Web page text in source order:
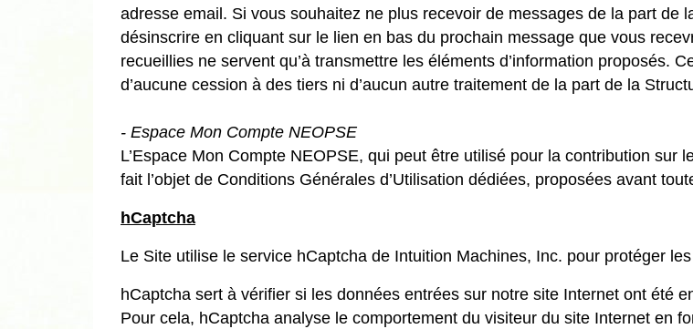
adresse email. Si vous souhaitez ne plus recevoir de messages de la part de
désinscrire en cliquant sur le lien en bas du prochain message que vous
recueillies ne servent qu’à transmettre les éléments d’information proposés.
d’aucune cession à des tiers ni d’aucun autre traitement de la part de la
- Espace Mon Compte NEOPSE
L’Espace Mon Compte NEOPSE, qui peut être utilisé pour la contribution
fait l’objet de Conditions Générales d’Utilisation dédiées, proposées avant
hCaptcha
Le Site utilise le service hCaptcha de Intuition Machines, Inc. pour protéger
hCaptcha sert à vérifier si les données entrées sur notre site Internet ont été
Pour cela, hCaptcha analyse le comportement du visiteur du site Internet en